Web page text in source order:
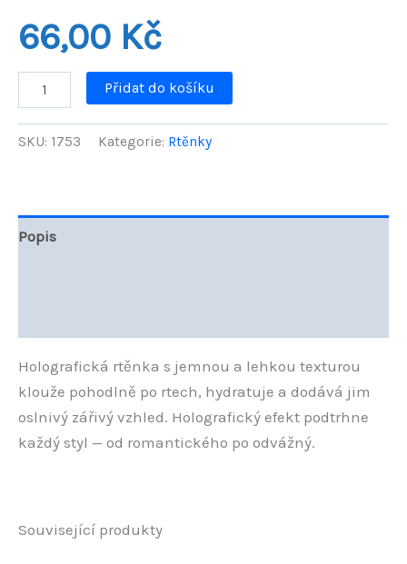
66,00 Kč
Days
Holografická
množství
Přidat do košíku
SKU: 1753 Kategorie: Rtěnky
Popis
Holografická rtěnka s jemnou a lehkou texturou
klouže pohodlně po rtech, hydratuje a dodává jim
oslnivý zářivý vzhled. Holografický efekt podtrhne
každý styl — od romantického po odvážný.
Související produkty